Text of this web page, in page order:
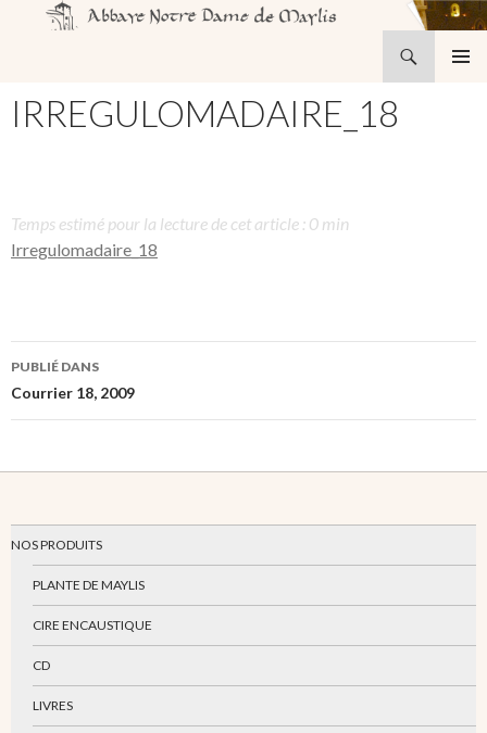
AU
CONTENU
IRREGULOMADAIRE_18
Temps estimé pour la lecture de cet article : 0 min
Irregulomadaire_18
Navigation
des
PUBLIÉ DANS
Courrier 18, 2009
NOS PRODUITS
PLANTE DE MAYLIS
CIRE ENCAUSTIQUE
CD
LIVRES